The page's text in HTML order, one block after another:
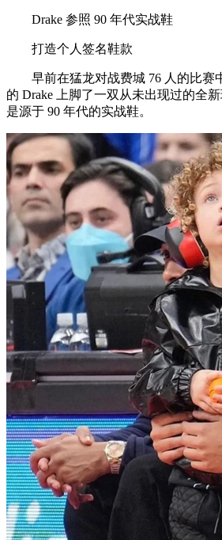
Drake 参照 90 年代实战鞋
打造个人签名鞋款
早前在猛龙对战费城 76 人的比赛
的 Drake 上脚了一双从未出现过的全
是源于 90 年代的实战鞋。